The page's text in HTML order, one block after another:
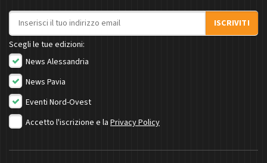
Indirizzo email
ISCRIVITI
Scegli le tue edizioni:
News Alessandria
News Pavia
Eventi Nord-Ovest
Accetto l'iscrizione e la Privacy Policy